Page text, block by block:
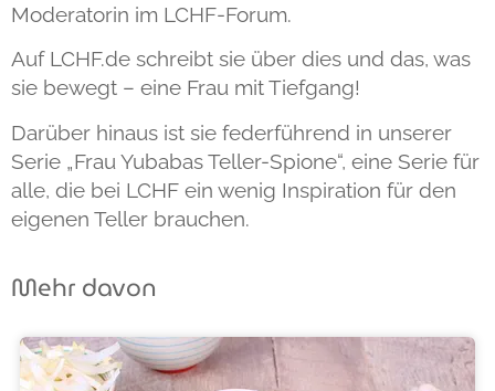
Moderatorin im LCHF-Forum.
Auf LCHF.de schreibt sie über dies und das, was
sie bewegt – eine Frau mit Tiefgang!
Darüber hinaus ist sie federführend in unserer
Serie „Frau Yubabas Teller-Spione“, eine Serie für
alle, die bei LCHF ein wenig Inspiration für den
eigenen Teller brauchen.
Mehr davon